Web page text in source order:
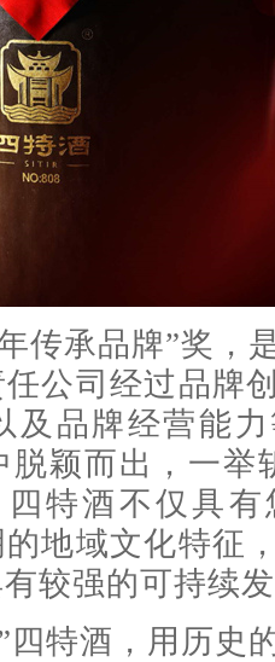
传承品牌”奖，
公司经过品牌
及品牌经营能
颖而出，一举
特酒不仅具
地域文化特征
较强的可持续
四特酒，用历史